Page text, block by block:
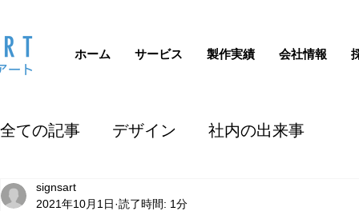
ホーム サービス 製作実績 会社情報
全ての記事 デザイン 社内の出来事
signsart
2021年10月1日 読了時間: 1分